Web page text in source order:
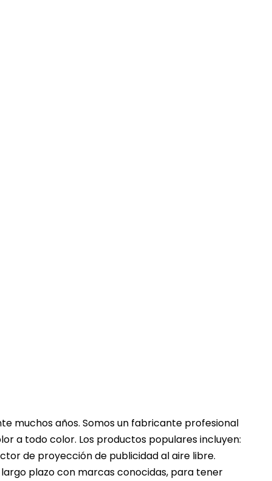
muchos años. Somos un fabricante profesional
a todo color. Los productos populares incluyen:
de proyección de publicidad al aire libre.
plazo con marcas conocidas, para tener